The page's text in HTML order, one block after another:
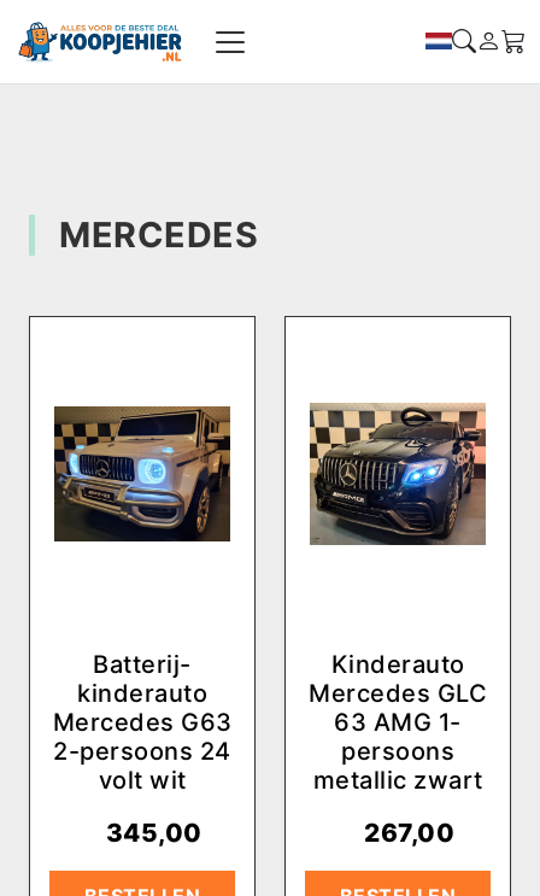
MERCEDES
Batterij-
kinderauto
Mercedes G63
2-persoons 24
volt wit
345,00
Kinderauto
Mercedes GLC
63 AMG 1-
persoons
metallic zwart
267,00